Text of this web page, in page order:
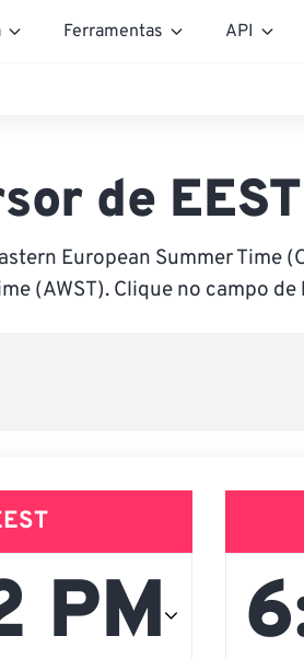
Ferramentas API
de
European Summer Time
(AWST). Clique no campo